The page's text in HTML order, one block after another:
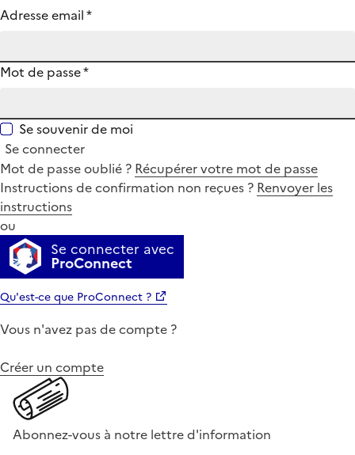
Adresse email*
Mot de passe*
Se souvenir de moi
Se connecter
Mot de passe oublié ? Récupérer votre mot de passe
Instructions de confirmation non reçues ? Renvoyer les
instructions
ou
Se connecter avec
ProConnect
Qu'est-ce que ProConnect ?
Vous n'avez pas de compte ?
Créer un compte
Abonnez-vous à notre lettre d'information